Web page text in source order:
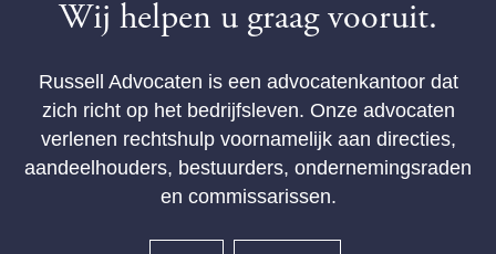
Wij helpen u graag vooruit.
Russell Advocaten is een advocatenkantoor dat
zich richt op het bedrijfsleven. Onze advocaten
verlenen rechtshulp voornamelijk aan directies,
aandeelhouders, bestuurders, ondernemingsraden
en commissarissen.